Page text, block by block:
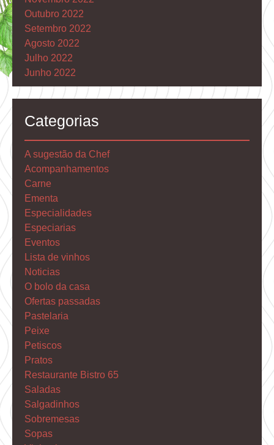
Outubro 2022
Setembro 2022
Agosto 2022
Julho 2022
Junho 2022
Categorias
A sugestão da Chef
Acompanhamentos
Carne
Ementa
Especialidades
Especiarias
Eventos
Lista de vinhos
Noticias
O bolo da casa
Ofertas passadas
Pastelaria
Peixe
Petiscos
Pratos
Restaurante Bistro 65
Saladas
Salgadinhos
Sobremesas
Sopas